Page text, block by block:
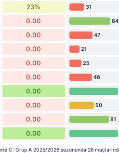
23% 31
0.00 84
0.00 47
0.00 21
0.00 25
0.00 46
0.00
0.00 50
0.00 81
0.00
C: Grup A 2025/2026 sezonunda 26